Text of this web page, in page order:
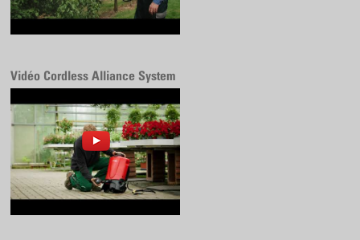
Vidéo Cordless Alliance System